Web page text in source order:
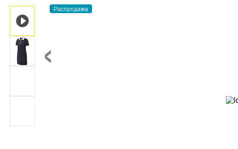
Распродажа
‹